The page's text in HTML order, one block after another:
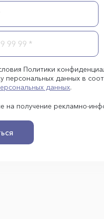
Политики
персональных данных в
данных.
на получение рекламно-